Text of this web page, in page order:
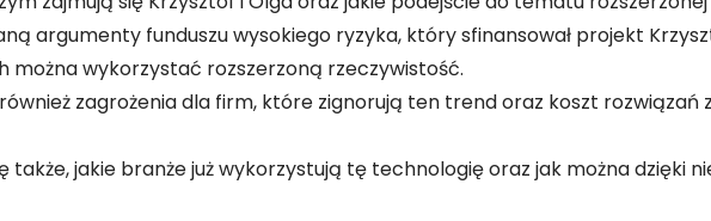
argumenty funduszu wysokiego ryzyka, który sfinansował projekt
można wykorzystać rozszerzoną rzeczywistość.
zagrożenia dla firm, które zignorują ten trend oraz koszt rozwiązań
także, jakie branże już wykorzystują tę technologię oraz jak można dzięki